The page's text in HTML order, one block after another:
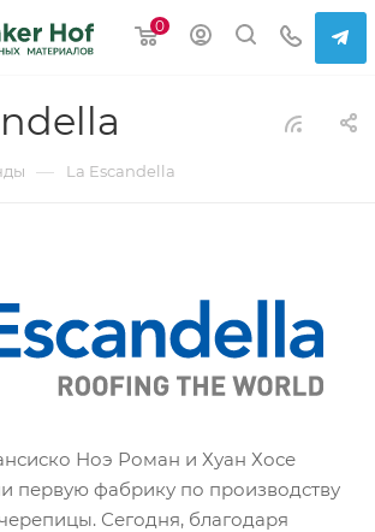
0
— La Escandella
Ноэ Роман и Хуан Хосе
первую фабрику по производству
Сегодня, благодаря